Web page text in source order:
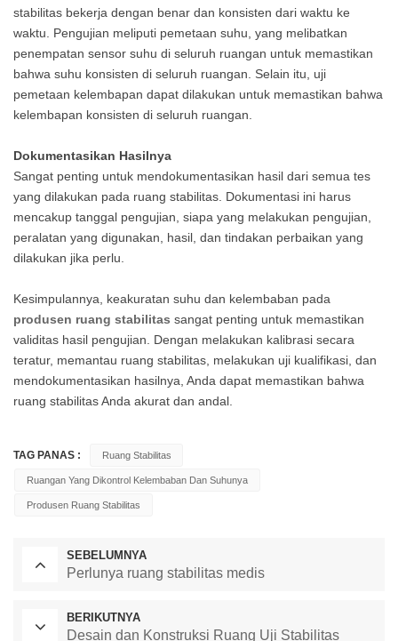
stabilitas bekerja dengan benar dan konsisten dari waktu ke
waktu. Pengujian meliputi pemetaan suhu, yang melibatkan
penempatan sensor suhu di seluruh ruangan untuk memastikan
bahwa suhu konsisten di seluruh ruangan. Selain itu, uji
pemetaan kelembapan dapat dilakukan untuk memastikan bahwa
kelembapan konsisten di seluruh ruangan.
Dokumentasikan Hasilnya
Sangat penting untuk mendokumentasikan hasil dari semua tes
yang dilakukan pada ruang stabilitas. Dokumentasi ini harus
mencakup tanggal pengujian, siapa yang melakukan pengujian,
peralatan yang digunakan, hasil, dan tindakan perbaikan yang
dilakukan jika perlu.
Kesimpulannya, keakuratan suhu dan kelembaban pada
produsen ruang stabilitas sangat penting untuk memastikan
validitas hasil pengujian. Dengan melakukan kalibrasi secara
teratur, memantau ruang stabilitas, melakukan uji kualifikasi, dan
mendokumentasikan hasilnya, Anda dapat memastikan bahwa
ruang stabilitas Anda akurat dan andal.
TAG PANAS : Ruang Stabilitas
Ruangan Yang Dikontrol Kelembaban Dan Suhunya
Produsen Ruang Stabilitas
SEBELUMNYA
Perlunya ruang stabilitas medis
BERIKUTNYA
Desain dan Konstruksi Ruang Uji Stabilitas